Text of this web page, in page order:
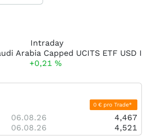
Intraday
+0,21 %
0 € pro Trade*
06.08.26
4,467
06.08.26
4,521